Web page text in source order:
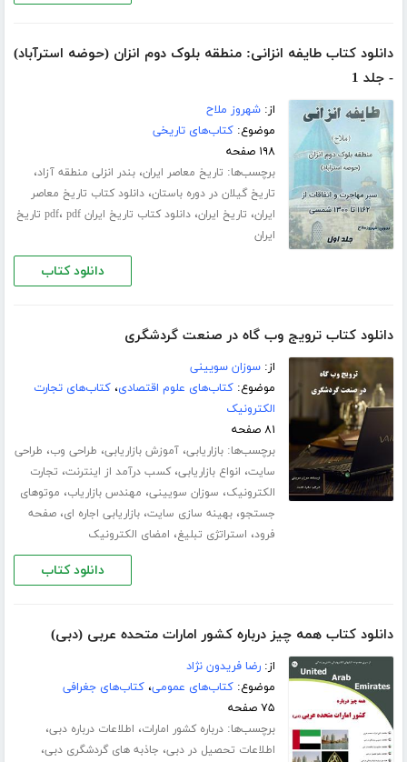
دانلود کتاب طایفه انزانی: منطقه بلوک دوم انزان (حوضه استرآباد)
- جلد 1
از:شهروز ملاح
موضوع:کتاب‌های تاریخی
۱۹۸ صفحه
برچسب‌ها: تاریخ معاصر ایران،بندر انزلی منطقه آزاد،
تاریخ گیلان در دوره باستان،دانلود کتاب تاریخ معاصر
ایران، تاریخ ایران،دانلود کتاب تاریخ ایران pdf ،
pdf تاریخ
ایران
دانلود کتاب
دانلود کتاب ترویج وب گاه در صنعت گردشگری
از:سوزان سویینی
موضوع:کتاب‌های علوم اقتصادی،کتاب‌های تجارت
الکترونیک
۸۱ صفحه
برچسب‌ها:بازاریابی،آموزش بازاریابی، طراحی وب، طراحی
سایت، انواع بازاریابی،کسب درآمد از اینترنت، تجارت
الکترونیک، سوزان سویینی، مهندس بازاریاب، موتوهای
جستجو،بهینه سازی سایت،بازاریابی اجاره ای،صفحه
فرود، استراتژی تبلیغ، امضای الکترونیک
دانلود کتاب
دانلود کتاب همه چیز درباره کشور امارات متحده عربی (دبی)
از:رضا فریدون نژاد
موضوع:کتاب‌های عمومی،کتاب‌های جغرافی
۷۵ صفحه
برچسب‌ها:درباره کشور امارات، اطلاعات درباره دبی،
اطلاعات تحصیل در دبی، جاذبه های گردشگری دبی،